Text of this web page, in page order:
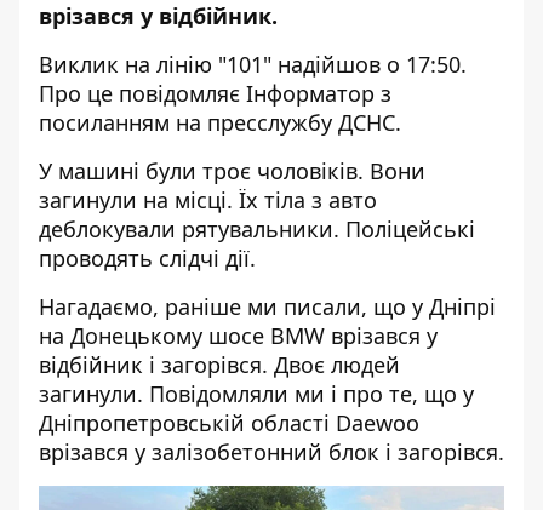
врізався у відбійник.
Виклик на лінію "101" надійшов о 17:50.
Про це повідомляє Інформатор з
посиланням на пресслужбу ДСНС.
У машині були троє чоловіків. Вони
загинули на місці. Їх тіла з авто
деблокували рятувальники. Поліцейські
проводять слідчі дії.
Нагадаємо, раніше ми писали, що у Дніпрі
на Донецькому шосе BMW врізався у
відбійник і загорівся. Двоє людей
загинули. Повідомляли ми і про те, що у
Дніпропетровській області Daewoo
врізався у залізобетонний блок і загорівся.